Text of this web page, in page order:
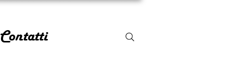
Contatti